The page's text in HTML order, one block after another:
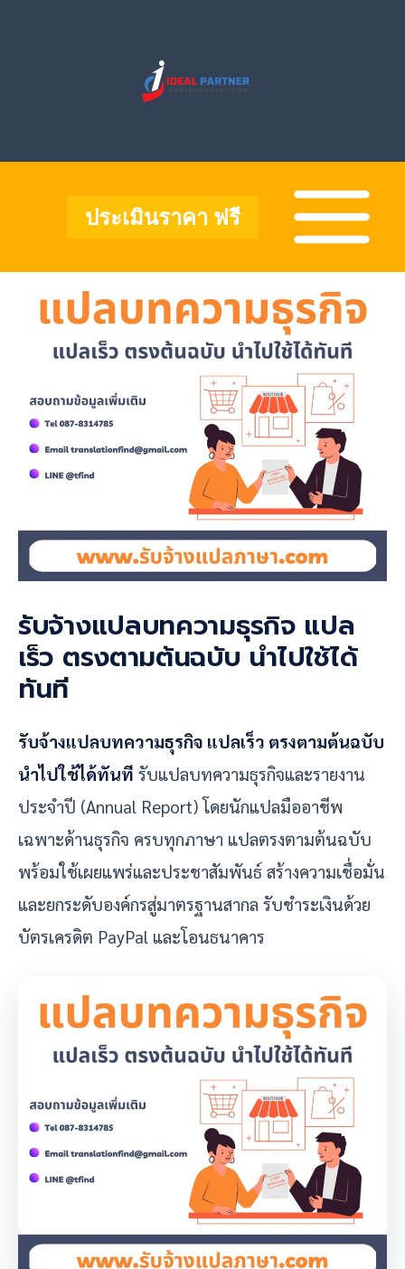
ประเมินราคา ฟรี
Menu
รับจ้างแปลบทความธุรกิจ แปล
เร็ว ตรงตามต้นฉบับ นำไปใช้ได้
ทันที
รับจ้างแปลบทความธุรกิจ แปลเร็ว ตรงตามต้นฉบับ
นำไปใช้ได้ทันที รับแปลบทความธุรกิจและรายงาน
ประจำปี (Annual Report) โดยนักแปลมืออาชีพ
เฉพาะด้านธุรกิจ ครบทุกภาษา แปลตรงตามต้นฉบับ
พร้อมใช้เผยแพร่และประชาสัมพันธ์ สร้างความเชื่อมั่น
และยกระดับองค์กรสู่มาตรฐานสากล รับชำระเงินด้วย
บัตรเครดิต PayPal และโอนธนาคาร